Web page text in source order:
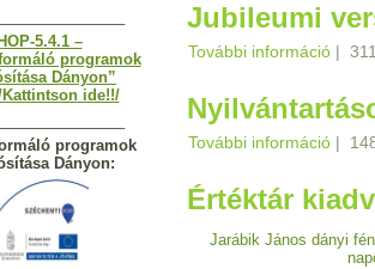
5.4.1 –
programok
Dányon”
ide!!/
programok
Dányon:
Jubileumi
További információ |
További információ |
Értéktár
Jarábik János dányi